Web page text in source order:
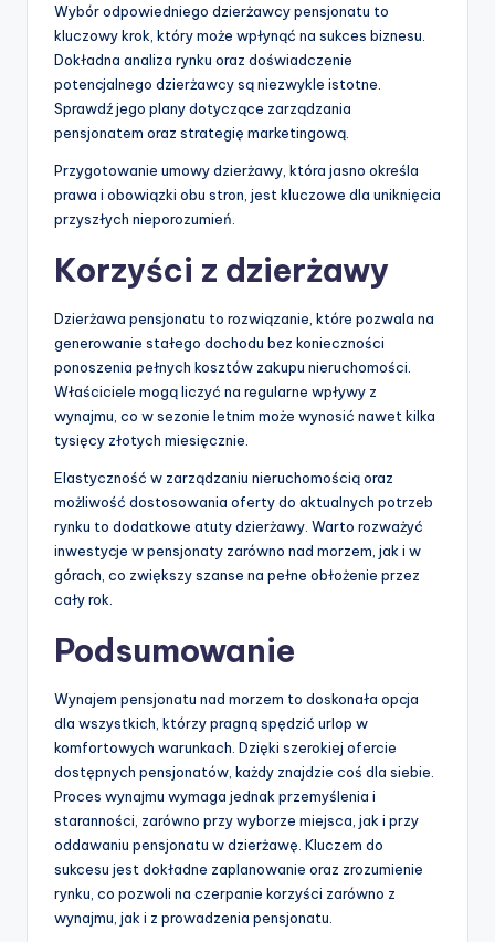
Wybór odpowiedniego dzierżawcy pensjonatu to
kluczowy krok, który może wpłynąć na sukces biznesu.
Dokładna analiza rynku oraz doświadczenie
potencjalnego dzierżawcy są niezwykle istotne.
Sprawdź jego plany dotyczące zarządzania
pensjonatem oraz strategię marketingową.
Przygotowanie umowy dzierżawy, która jasno określa
prawa i obowiązki obu stron, jest kluczowe dla uniknięcia
przyszłych nieporozumień.
Korzyści z dzierżawy
Dzierżawa pensjonatu to rozwiązanie, które pozwala na
generowanie stałego dochodu bez konieczności
ponoszenia pełnych kosztów zakupu nieruchomości.
Właściciele mogą liczyć na regularne wpływy z
wynajmu, co w sezonie letnim może wynosić nawet kilka
tysięcy złotych miesięcznie.
Elastyczność w zarządzaniu nieruchomością oraz
możliwość dostosowania oferty do aktualnych potrzeb
rynku to dodatkowe atuty dzierżawy. Warto rozważyć
inwestycje w pensjonaty zarówno nad morzem, jak i w
górach, co zwiększy szanse na pełne obłożenie przez
cały rok.
Podsumowanie
Wynajem pensjonatu nad morzem to doskonała opcja
dla wszystkich, którzy pragną spędzić urlop w
komfortowych warunkach. Dzięki szerokiej ofercie
dostępnych pensjonatów, każdy znajdzie coś dla siebie.
Proces wynajmu wymaga jednak przemyślenia i
staranności, zarówno przy wyborze miejsca, jak i przy
oddawaniu pensjonatu w dzierżawę. Kluczem do
sukcesu jest dokładne zaplanowanie oraz zrozumienie
rynku, co pozwoli na czerpanie korzyści zarówno z
wynajmu, jak i z prowadzenia pensjonatu.